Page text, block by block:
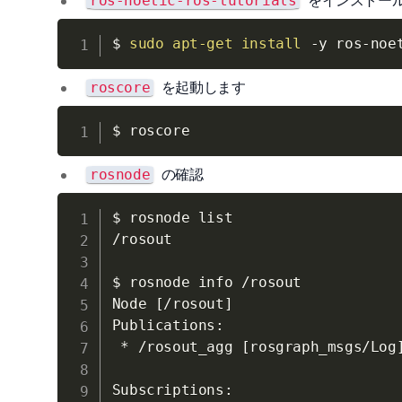
$ sudo apt-get install -y
roscore を起動します
rosnode の確認
$ rosnode list
/rosout
$ rosnode info /rosout
Node
[ /rosout ]
Publications:
* /rosout_agg
[ rosgraph_msgs/Log
Subscriptions: